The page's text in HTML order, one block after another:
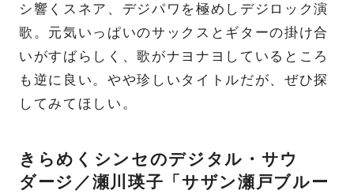
シ響くスネア、デジパワを極めしデジロック演
歌。元気いっぱいのサックスとギターの掛け合
いがすばらしく、歌がナヨナヨしているところ
も逆に良い。やや珍しいタイトルだが、ぜひ探
してみてほしい。
きらめくシンセのデジタル・サウ
ダージ／瀬川瑛子「サザン瀬戸ブルー